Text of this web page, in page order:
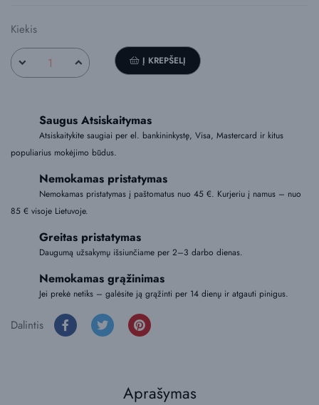
Kiekis
Į KREPŠELĮ
Saugus Atsiskaitymas
Atsiskaitykite saugiai per el. bankininkystę, Visa, Mastercard ir kitus
populiarius mokėjimo būdus.
Nemokamas pristatymas
Nemokamas pristatymas į paštomatus nuo 45 €. Kurjeriu į namus – nuo
85 € visoje Lietuvoje.
Greitas pristatymas
Daugumą užsakymų išsiunčiame per 2–3 darbo dienas.
Nemokamas grąžinimas
Jei prekė netiks – galėsite ją grąžinti per 14 dienų ir atgauti pinigus.
Dalintis
Aprašymas